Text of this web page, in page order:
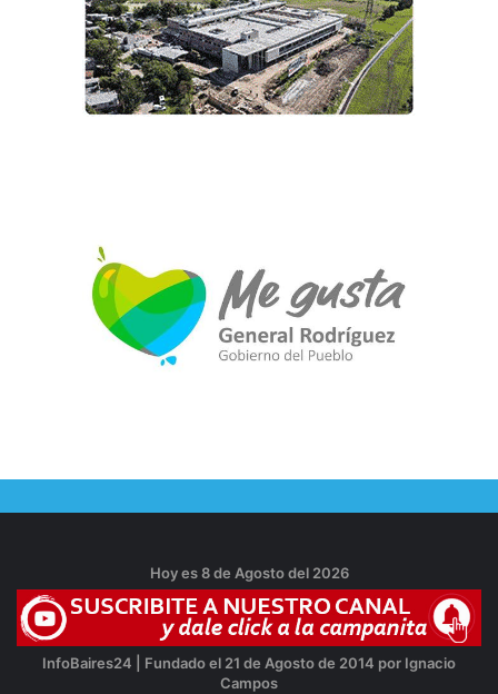
Hoy es 8 de Agosto del 2026
InfoBaires24 | Fundado el 21 de Agosto de 2014 por Ignacio
Campos